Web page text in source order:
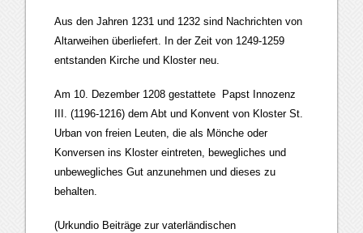
Aus den Jahren 1231 und 1232 sind Nachrichten von
Altarweihen überliefert. In der Zeit von 1249-1259
entstanden Kirche und Kloster neu.
Am 10. Dezember 1208 gestattete Papst Innozenz
III. (1196-1216) dem Abt und Konvent von Kloster St.
Urban von freien Leuten, die als Mönche oder
Konversen ins Kloster eintreten, bewegliches und
unbewegliches Gut anzunehmen und dieses zu
behalten.
(Urkundio Beiträge zur vaterländischen